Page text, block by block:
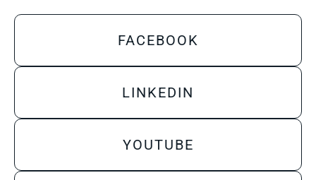
FACEBOOK
LINKEDIN
YOUTUBE